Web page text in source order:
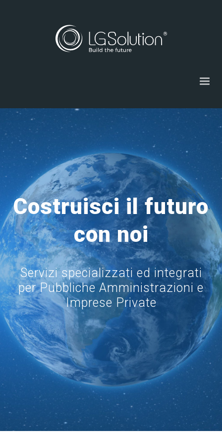
Costruisci il futuro
con noi
Servizi specializzati ed integrati
per Pubbliche Amministrazioni e
Imprese Private